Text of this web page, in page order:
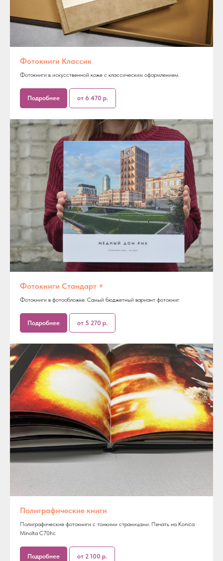
Фотокниги Классик
Фотокниги в искусственной коже с классическим оформлением.
Подробнее от 6 470 р.
Фотокниги Стандарт +
Фотокниги в фотообложке. Самый бюджетный вариант фотокниг.
Подробнее от 5 270 р.
Полиграфические книги
Полиграфические фотокниги с тонкими страницами. Печать на Konica
Minolta C70hc
Подробнее от 2 100 р.